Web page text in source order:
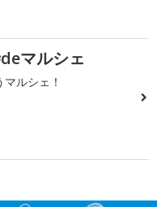
マルシェ
ルシェ！